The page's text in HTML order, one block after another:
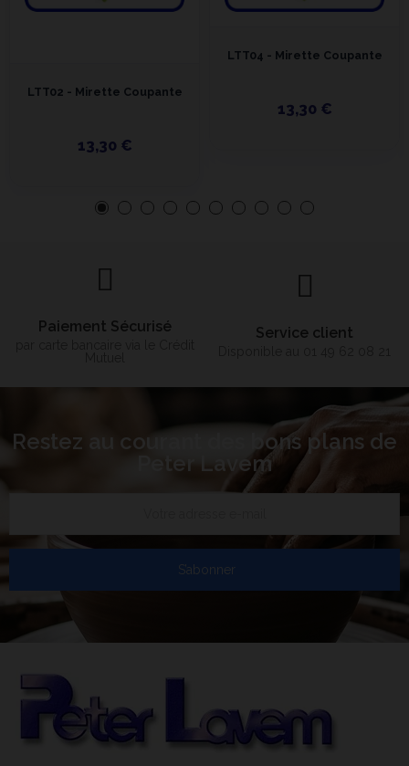
LTT02 - Mirette Coupante
13,30 €
LTT04 - Mirette Coupante
13,30 €
Paiement Sécurisé Service client
Restez au courant des bons plans de
Peter Lavem
S’abonner